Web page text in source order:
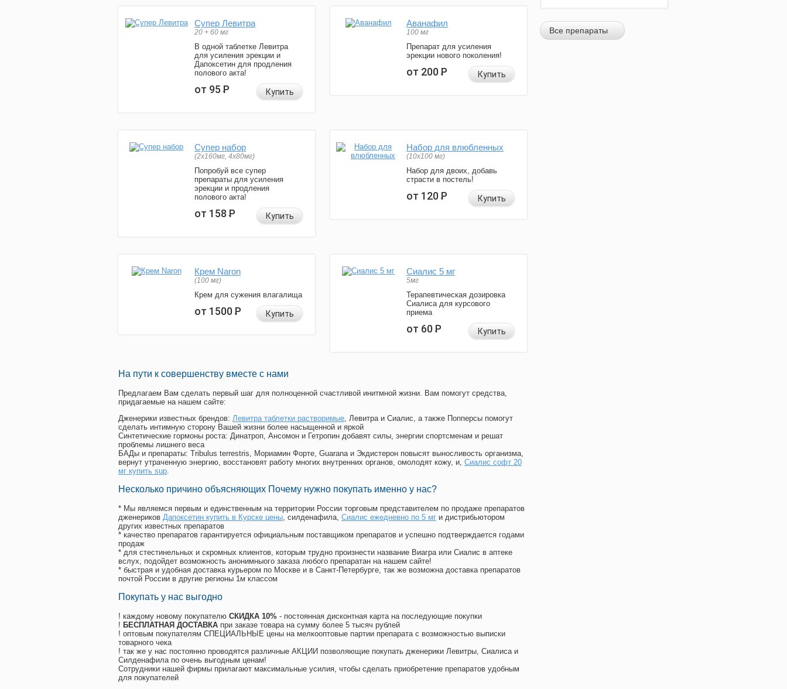
Супер Левитра
20 + 60 мг
В одной таблетке Левитра
для усиления эрекции и
Дапоксетин для продления
полового акта!
от 95Р Купить
Аванафил
100 мг
Препарат для усиления
эрекции нового поколения!
от 200Р Купить
Супер набор
(2х160мг, 4х80мг)
Попробуй все супер
препараты для усиления
эрекции и продления
полового акта!
от 158Р Купить
Набор для влюбленных
(10х100 мг)
Набор для двоих, добавь
страсти в постель!
от 120Р Купить
Крем Naron
(100 мг)
Крем для сужения влагалища
от 1500Р Купить
Сиалис 5 мг
5мг
Терапевтическая дозировка
Сиалиса для курсового
приема
от 60Р Купить
На пути к совершенству вместе с нами
Предлагаем Вам сделать первый шаг для полноценной счастливой инитмной жизни. Вам помогут средства,
придагаемые на нашем сайте:
Дженерики известных брендов: Левитра таблетки растворимые, Левитра и Сиалис, а также Попперсы помогут
сделать интимную сторону Вашей жизни более насыщенной и яркой
Синтетические гормоны роста: Динатроп, Ансомон и Гетропин добавят силы, энергии спортсменам и решат
проблемы лишнего веса
БАДы и препараты: Tribulus terrestris, Мориамин Форте, Guarana и Экдистерон повысят выносливость организма,
вернут утраченную энергию, восстановят работу многих внутренних органов, омолодят кожу, и, Сиалис софт 20
мг купить sup.
Несколько причино объясняющих Почему нужно покупать именно у нас?
* Мы являемся первым и единственным на территории России торговым представителем по продаже препаратов
дженериков Дапоксетин купить в Курске цены, силденафила, Сиалис ежедневно по 5 мг и дистрибьютором
других известных препаратов
* качество препаратов гарантируется официальным поставщиком препаратов и успешно подтверждается годами
продаж
* для стестинельных и скромных клиентов, которым трудно произнести название Виагра или Сиалис в аптеке
вслух, подойдет возможность анонимныого заказа любого препаратан на нашем сайте!
* быстрая и удобная доставка курьером по Москве и в Санкт-Петербурге, так же возможна доставка препаратов
почтой России в другие регионы 1м классом
Покупать у нас выгодно
! каждому новому покупателю СКИДКА 10% - постоянная дисконтная карта на последующие покупки
! БЕСПЛАТНАЯ ДОСТАВКА при заказе товара на сумму более 5 тысяч рублей
! оптовым покупателям СПЕЦИАЛЬНЫЕ цены на мелкооптовые партии препарата с возможностью выписки
товарного чека
! так же у нас постоянно проводятся различные АКЦИИ позволяющие покупать дженерики Левитры, Сиалиса и
Силденафила по очень выгодным ценам!
Cотрудники нашей фирмы прилагают максимальные усилия, чтобы сделать приобретение препаратов удобным
для покупателей
Все препараты